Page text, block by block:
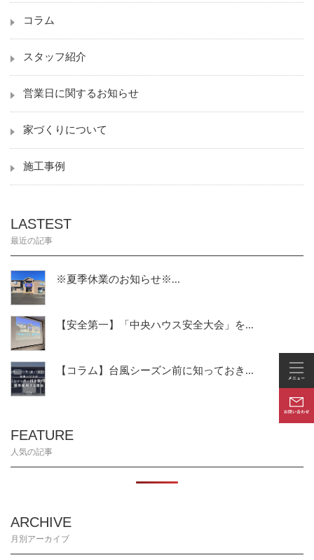
コラム
スタッフ紹介
営業日に関するお知らせ
家づくりについて
施工事例
LASTEST
最近の記事
※夏季休業のお知らせ※...
【安全第一】「中央ハウス安全大会」を...
【コラム】台風シーズン前に知っておき...
FEATURE
人気の記事
ARCHIVE
月別アーカイブ